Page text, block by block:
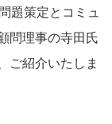
題策定とコミュ
問理事の寺田氏
ご紹介いたしま